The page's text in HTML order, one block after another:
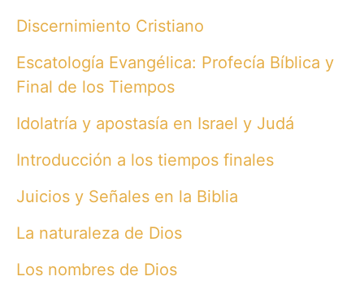
Discernimiento Cristiano
Escatología Evangélica: Profecía Bíblica y
Final de los Tiempos
Idolatría y apostasía en Israel y Judá
Introducción a los tiempos finales
Juicios y Señales en la Biblia
La naturaleza de Dios
Los nombres de Dios